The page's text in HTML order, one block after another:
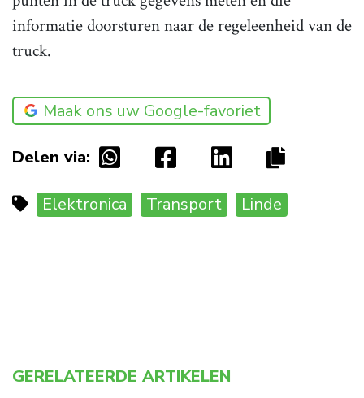
informatie doorsturen naar de regeleenheid van de
truck.
Maak ons uw Google-favoriet
Delen via:
Elektronica Transport Linde
GERELATEERDE ARTIKELEN